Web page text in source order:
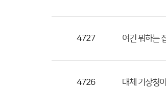
다.
4727 여긴 뭐하는
4726 대체 기상청